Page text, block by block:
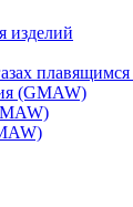
изделий
(GMAW)